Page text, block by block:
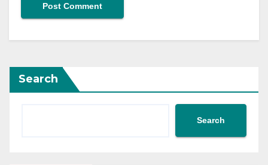
Search
Search